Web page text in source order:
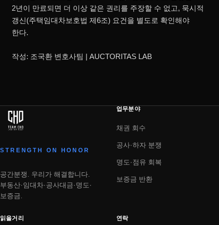
2년이 만료되면 더 이상 같은 권리를 주장할 수 없고, 묵시적
갱신(주택임대차보호법 제6조) 요건을 별도로 확인해야
한다.
작성: 조국환 변호사팀 | AUCTORITAS LAB
STRENGTH ON HONOR
공간분쟁. 우리가 해결합니다.
부동산·임대차·공사대금·명도·
보증금.
업무분야
채권 회수
공사·하자 분쟁
명도·점유 회복
보증금 반환
읽을거리 연락